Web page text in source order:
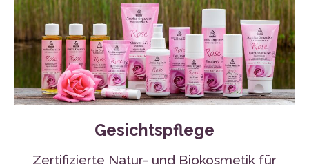
Gesichtspflege
Zertifizierte Natur- und Biokosmetik für